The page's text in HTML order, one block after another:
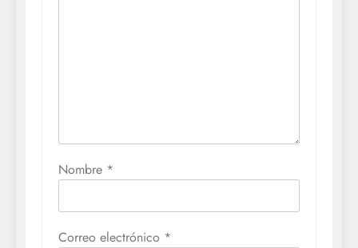
Nombre *
Correo electrónico *